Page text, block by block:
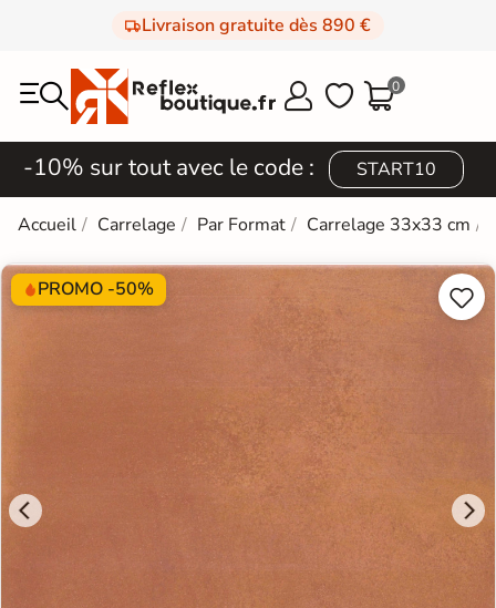
Livraison gratuite dès 890 €
  0
-10% sur tout avec le code : START10
Accueil Carrelage Par Format Carrelage 33x33 cm
PROMO -50% 
